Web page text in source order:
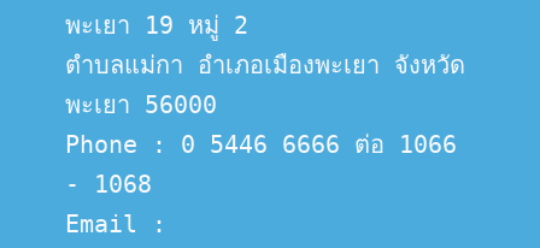
พะเยา 19 หมู่ 2
ตำบลแม่กา อำเภอเมืองพะเยา จังหวัด
พะเยา 56000
Phone : 0 5446 6666 ต่อ 1066
- 1068
Email :